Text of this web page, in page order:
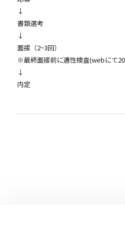
↓
書類選考
↓
面接（2~3回）
※最終面接前に適性検査(webにて
↓
内定